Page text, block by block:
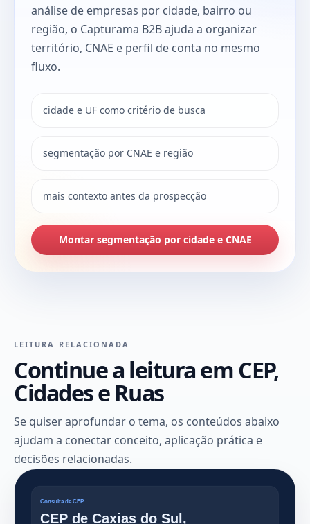
análise de empresas por cidade, bairro ou
região, o Capturama B2B ajuda a organizar
território, CNAE e perfil de conta no mesmo
fluxo.
cidade e UF como critério de busca
segmentação por CNAE e região
mais contexto antes da prospecção
Montar segmentação por cidade e CNAE
LEITURA RELACIONADA
Continue a leitura em CEP,
Cidades e Ruas
Se quiser aprofundar o tema, os conteúdos abaixo
ajudam a conectar conceito, aplicação prática e
decisões relacionadas.